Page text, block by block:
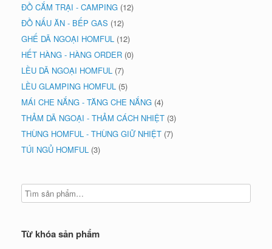
ĐỒ CẮM TRẠI - CAMPING (12)
ĐỒ NẤU ĂN - BẾP GAS (12)
GHẾ DÃ NGOẠI HOMFUL (12)
HẾT HÀNG - HÀNG ORDER (0)
LỀU DÃ NGOẠI HOMFUL (7)
LỀU GLAMPING HOMFUL (5)
MÁI CHE NẮNG - TĂNG CHE NẮNG (4)
THẢM DÃ NGOẠI - THẢM CÁCH NHIỆT (3)
THÙNG HOMFUL - THÙNG GIỮ NHIỆT (7)
TÚI NGỦ HOMFUL (3)
Từ khóa sản phẩm